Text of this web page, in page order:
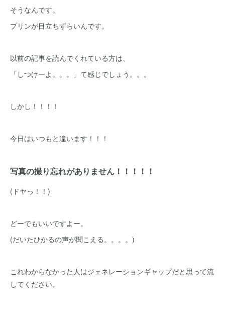
そうなんです。
プリンが目立ちずらいんです。
以前の記事を読んでくれている方は、
「しつけーよ。。。」て感じでしょう。。。
しかし！！！！
今日はいつもと違います！！！
写真の撮り忘れがありません！！！！！
(ドヤっ！！)
どーでもいいですよー。
(だいたひかるの声が聞こえる。。。。)
これわからなかった人はジェネレーションギャップだと思って流
してください。